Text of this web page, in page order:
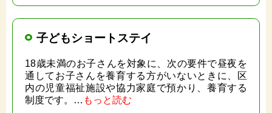
子どもショートステイ
18歳未満のお子さんを対象に、次の要件で昼夜を
通してお子さんを養育する方がいないときに、区
内の児童福祉施設や協力家庭で預かり、養育する
制度です。… もっと読む